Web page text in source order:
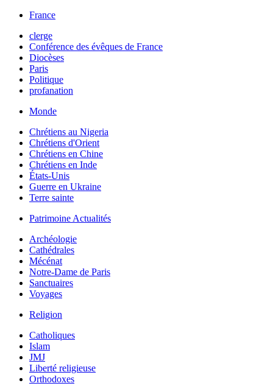
France
clerge
Conférence des évêques de France
Diocèses
Paris
Politique
profanation
Monde
Chrétiens au Nigeria
Chrétiens d'Orient
Chrétiens en Chine
Chrétiens en Inde
États-Unis
Guerre en Ukraine
Terre sainte
Patrimoine Actualités
Archéologie
Cathédrales
Mécénat
Notre-Dame de Paris
Sanctuaires
Voyages
Religion
Catholiques
Islam
JMJ
Liberté religieuse
Orthodoxes